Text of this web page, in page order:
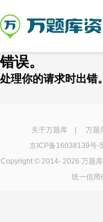
错误。
处理你的请求时出错。
关于万题库| 万题
京ICP备16038139号-
Copyright © 2014- 2026 万题
统一信